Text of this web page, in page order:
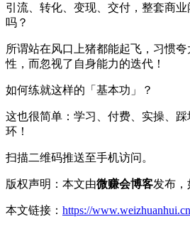
引流、转化、变现、交付，整套商
吗？
所谓站在风口上猪都能起飞，习惯
性，而忽视了自身能力的迭代！
如何练就这样的「基本功」？
这也很简单：学习、付费、实操、
环！
扫描二维码推送至手机访问。
版权声明：本文由微赚会博客发布，
本文链接： https://